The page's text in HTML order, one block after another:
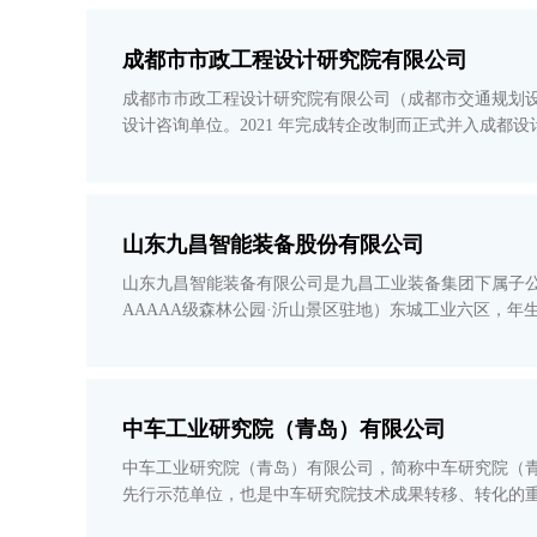
成都市市政工程设计研究院有限公司
成都市市政工程设计研究院有限公司（成都市交通规
设计咨询单位。2021 年完成转企改制而正式并入成都设计咨询集
山东九昌智能装备股份有限公司
山东九昌智能装备有限公司是九昌工业装备集团下属
AAAAA级森林公园·沂山景区驻地）东城工业六区，年生产各类智能
中车工业研究院（青岛）有限公司
中车工业研究院（青岛）有限公司，简称中车研究院（
先行示范单位，也是中车研究院技术成果转移、转化